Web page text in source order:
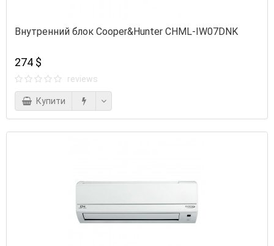
Внутренний блок Cooper&Hunter CHML-IW07DNK
274 $
reviews
Купити